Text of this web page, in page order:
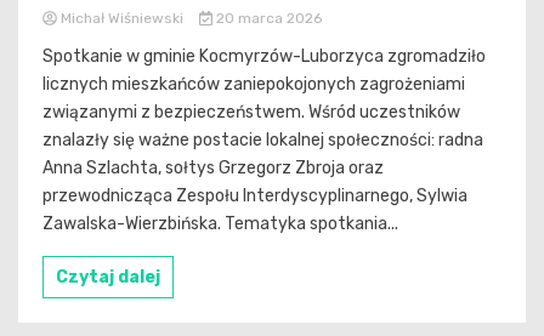
Michał Wiśniewski 20 marca 2026
Spotkanie w gminie Kocmyrzów-Luborzyca zgromadziło
licznych mieszkańców zaniepokojonych zagrożeniami
związanymi z bezpieczeństwem. Wśród uczestników
znalazły się ważne postacie lokalnej społeczności: radna
Anna Szlachta, sołtys Grzegorz Zbroja oraz
przewodnicząca Zespołu Interdyscyplinarnego, Sylwia
Zawalska-Wierzbińska. Tematyka spotkania...
Czytaj dalej